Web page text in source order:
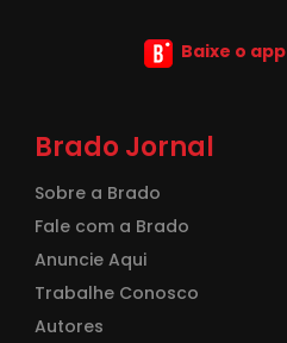
Baixe o
Brado Jornal
Sobre a Brado
Fale com a Brado
Anuncie Aqui
Trabalhe Conosco
Autores